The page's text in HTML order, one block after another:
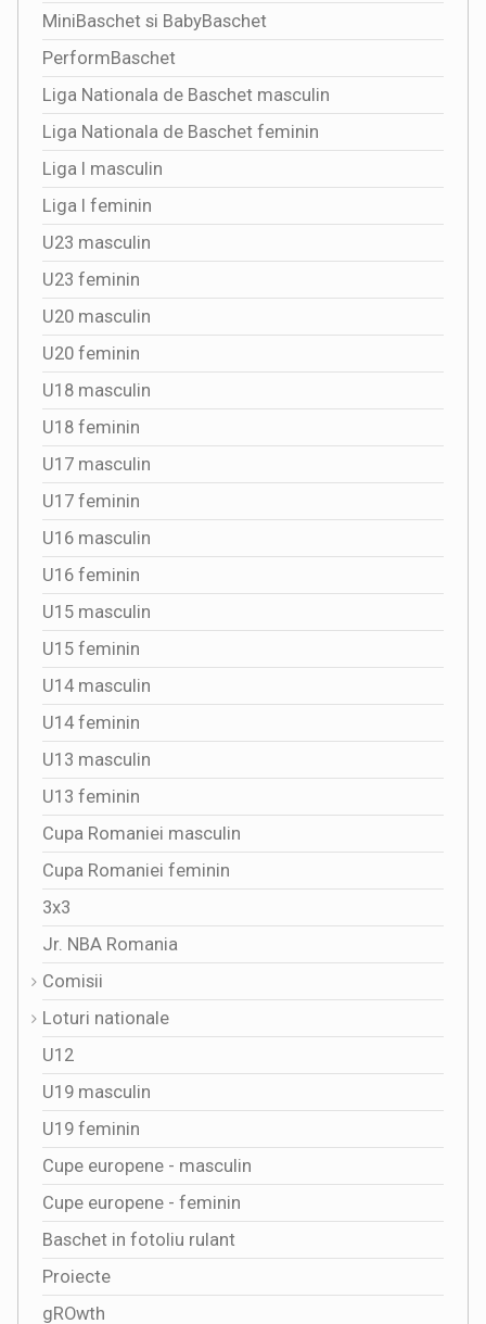
MiniBaschet si BabyBaschet
PerformBaschet
Liga Nationala de Baschet masculin
Liga Nationala de Baschet feminin
Liga I masculin
Liga I feminin
U23 masculin
U23 feminin
U20 masculin
U20 feminin
U18 masculin
U18 feminin
U17 masculin
U17 feminin
U16 masculin
U16 feminin
U15 masculin
U15 feminin
U14 masculin
U14 feminin
U13 masculin
U13 feminin
Cupa Romaniei masculin
Cupa Romaniei feminin
3x3
Jr. NBA Romania
Comisii
Loturi nationale
U12
U19 masculin
U19 feminin
Cupe europene - masculin
Cupe europene - feminin
Baschet in fotoliu rulant
Proiecte
gROwth